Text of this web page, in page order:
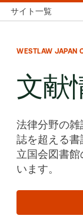
サイト一覧
WESTLAW JAPAN
文献
法律分野の
誌を超える
立国会図書
います。